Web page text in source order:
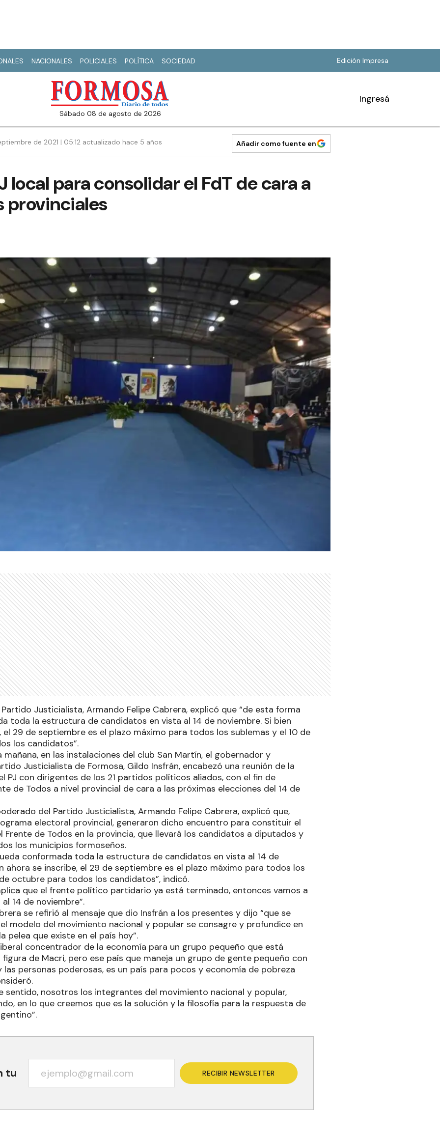
NACIONALES POLICIALES POLÍTICA SOCIEDAD Edición Impresa
sábado 08 de agosto de 2026
Ingresá
de 2021 | 05:12 actualizado hace 5 años Añadir como fuente en
local para consolidar el FdT de cara a
provinciales
Justicialista, Armando Felipe Cabrera, explicó que “de esta forma
toda la estructura de candidatos en vista al 14 de noviembre. Si bien
el 29 de septiembre es el plazo máximo para todos los sublemas y el 10 de
los candidatos”.
mañana, en las instalaciones del club San Martín, el gobernador y
Justicialista de Formosa, Gildo Insfrán, encabezó una reunión de la
PJ con dirigentes de los 21 partidos políticos aliados, con el fin de
de Todos a nivel provincial de cara a las próximas elecciones del 14 de
del Partido Justicialista, Armando Felipe Cabrera, explicó que,
electoral provincial, generaron dicho encuentro para constituir el
de Todos en la provincia, que llevará los candidatos a diputados y
los municipios formoseños.
conformada toda la estructura de candidatos en vista al 14 de
ahora se inscribe, el 29 de septiembre es el plazo máximo para todos los
octubre para todos los candidatos”, indicó.
que el frente político partidario ya está terminado, entonces vamos a
14 de noviembre”.
se refirió al mensaje que dio Insfrán a los presentes y dijo “que se
modelo del movimiento nacional y popular se consagre y profundice en
pelea que existe en el país hoy”.
concentrador de la economía para un grupo pequeño que está
de Macri, pero ese país que maneja un grupo de gente pequeño con
personas poderosas, es un país para pocos y economía de pobreza
sentido, nosotros los integrantes del movimiento nacional y popular,
en lo que creemos que es la solución y la filosofía para la respuesta de
tu RECIBIR NEWSLETTER